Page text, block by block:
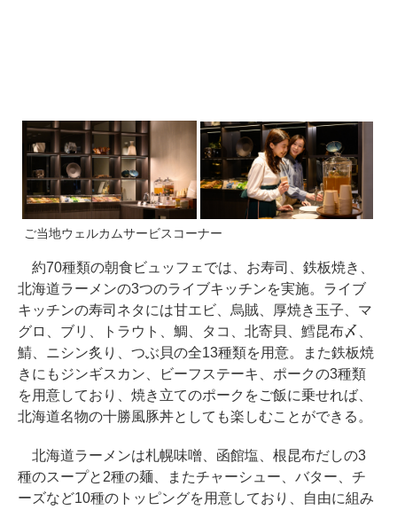
ご当地ウェルカムサービスコーナー
約70種類の朝食ビュッフェでは、お寿司、鉄板焼き、
北海道ラーメンの3つのライブキッチンを実施。ライブ
キッチンの寿司ネタには甘エビ、烏賊、厚焼き玉子、マ
グロ、ブリ、トラウト、鯛、タコ、北寄貝、鱈昆布〆、
鯖、ニシン炙り、つぶ貝の全13種類を用意。また鉄板焼
きにもジンギスカン、ビーフステーキ、ポークの3種類
を用意しており、焼き立てのポークをご飯に乗せれば、
北海道名物の十勝風豚丼としても楽しむことができる。
北海道ラーメンは札幌味噌、函館塩、根昆布だしの3
種のスープと2種の麺、またチャーシュー、バター、チ
ーズなど10種のトッピングを用意しており、自由に組み